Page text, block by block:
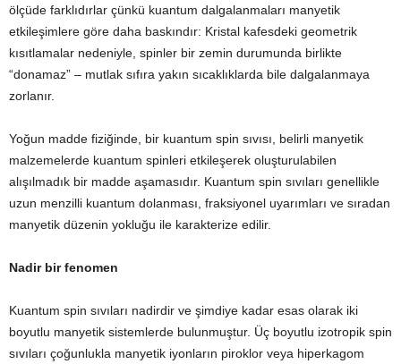
ölçüde farklıdırlar çünkü kuantum dalgalanmaları manyetik
etkileşimlere göre daha baskındır: Kristal kafesdeki geometrik
kısıtlamalar nedeniyle, spinler bir zemin durumunda birlikte
“donamaz” – mutlak sıfıra yakın sıcaklıklarda bile dalgalanmaya
zorlanır.
Yoğun madde fiziğinde, bir kuantum spin sıvısı, belirli manyetik
malzemelerde kuantum spinleri etkileşerek oluşturulabilen
alışılmadık bir madde aşamasıdır. Kuantum spin sıvıları genellikle
uzun menzilli kuantum dolanması, fraksiyonel uyarımları ve sıradan
manyetik düzenin yokluğu ile karakterize edilir.
Nadir bir fenomen
Kuantum spin sıvıları nadirdir ve şimdiye kadar esas olarak iki
boyutlu manyetik sistemlerde bulunmuştur. Üç boyutlu izotropik spin
sıvıları çoğunlukla manyetik iyonların piroklor veya hiperkagom